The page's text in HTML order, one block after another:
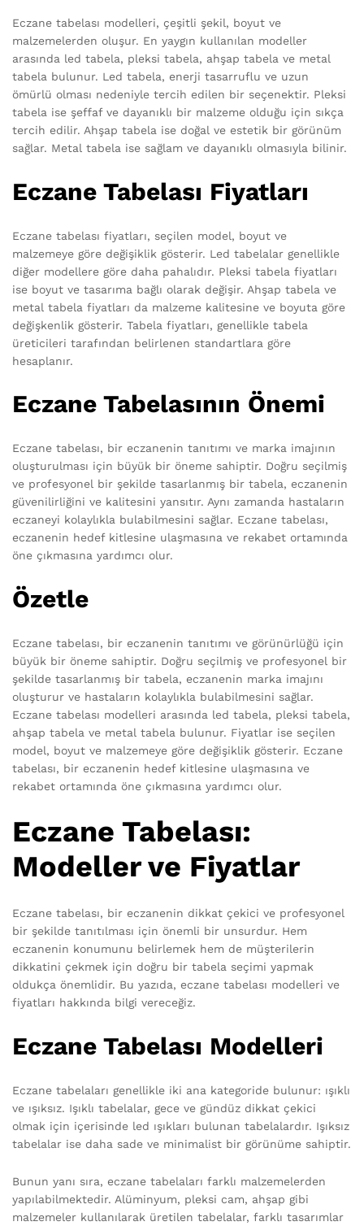
Eczane tabelası modelleri, çeşitli şekil, boyut ve
malzemelerden oluşur. En yaygın kullanılan modeller
arasında led tabela, pleksi tabela, ahşap tabela ve metal
tabela bulunur. Led tabela, enerji tasarruflu ve uzun
ömürlü olması nedeniyle tercih edilen bir seçenektir. Pleksi
tabela ise şeffaf ve dayanıklı bir malzeme olduğu için sıkça
tercih edilir. Ahşap tabela ise doğal ve estetik bir görünüm
sağlar. Metal tabela ise sağlam ve dayanıklı olmasıyla bilinir.
Eczane Tabelası Fiyatları
Eczane tabelası fiyatları, seçilen model, boyut ve
malzemeye göre değişiklik gösterir. Led tabelalar genellikle
diğer modellere göre daha pahalıdır. Pleksi tabela fiyatları
ise boyut ve tasarıma bağlı olarak değişir. Ahşap tabela ve
metal tabela fiyatları da malzeme kalitesine ve boyuta göre
değişkenlik gösterir. Tabela fiyatları, genellikle tabela
üreticileri tarafından belirlenen standartlara göre
hesaplanır.
Eczane Tabelasının Önemi
Eczane tabelası, bir eczanenin tanıtımı ve marka imajının
oluşturulması için büyük bir öneme sahiptir. Doğru seçilmiş
ve profesyonel bir şekilde tasarlanmış bir tabela, eczanenin
güvenilirliğini ve kalitesini yansıtır. Aynı zamanda hastaların
eczaneyi kolaylıkla bulabilmesini sağlar. Eczane tabelası,
eczanenin hedef kitlesine ulaşmasına ve rekabet ortamında
öne çıkmasına yardımcı olur.
Özetle
Eczane tabelası, bir eczanenin tanıtımı ve görünürlüğü için
büyük bir öneme sahiptir. Doğru seçilmiş ve profesyonel bir
şekilde tasarlanmış bir tabela, eczanenin marka imajını
oluşturur ve hastaların kolaylıkla bulabilmesini sağlar.
Eczane tabelası modelleri arasında led tabela, pleksi tabela,
ahşap tabela ve metal tabela bulunur. Fiyatlar ise seçilen
model, boyut ve malzemeye göre değişiklik gösterir. Eczane
tabelası, bir eczanenin hedef kitlesine ulaşmasına ve
rekabet ortamında öne çıkmasına yardımcı olur.
Eczane Tabelası:
Modeller ve Fiyatlar
Eczane tabelası, bir eczanenin dikkat çekici ve profesyonel
bir şekilde tanıtılması için önemli bir unsurdur. Hem
eczanenin konumunu belirlemek hem de müşterilerin
dikkatini çekmek için doğru bir tabela seçimi yapmak
oldukça önemlidir. Bu yazıda, eczane tabelası modelleri ve
fiyatları hakkında bilgi vereceğiz.
Eczane Tabelası Modelleri
Eczane tabelaları genellikle iki ana kategoride bulunur: ışıklı
ve ışıksız. Işıklı tabelalar, gece ve gündüz dikkat çekici
olmak için içerisinde led ışıkları bulunan tabelalardır. Işıksız
tabelalar ise daha sade ve minimalist bir görünüme sahiptir.
Bunun yanı sıra, eczane tabelaları farklı malzemelerden
yapılabilmektedir. Alüminyum, pleksi cam, ahşap gibi
malzemeler kullanılarak üretilen tabelalar, farklı tasarımlar